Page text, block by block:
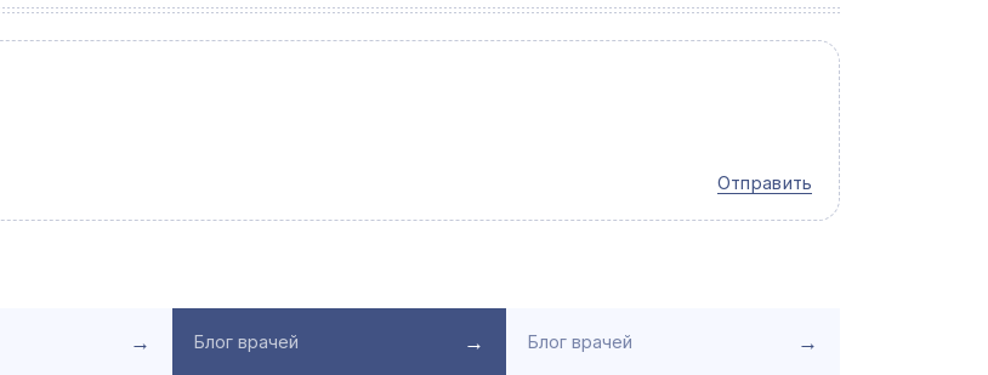
Отправить
→ Блог врачей → Блог врачей →